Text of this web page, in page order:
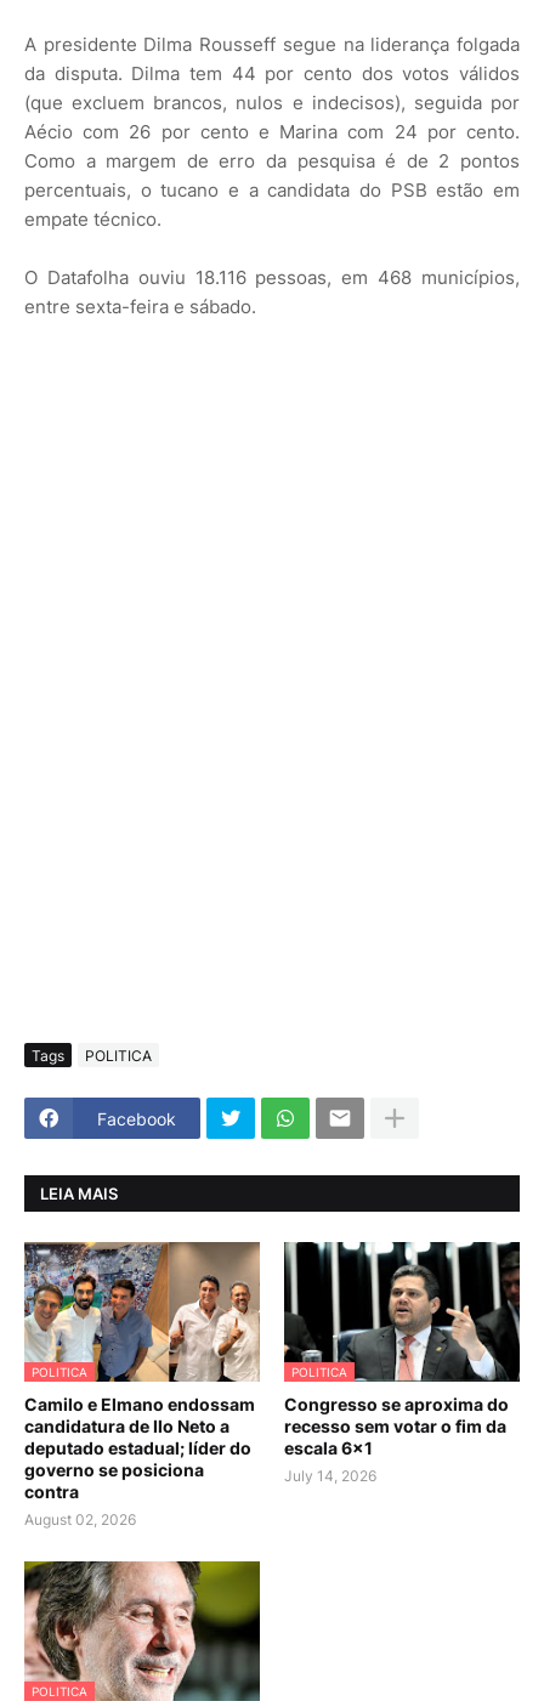
A presidente Dilma Rousseff segue na liderança folgada
da disputa. Dilma tem 44 por cento dos votos válidos
(que excluem brancos, nulos e indecisos), seguida por
Aécio com 26 por cento e Marina com 24 por cento.
Como a margem de erro da pesquisa é de 2 pontos
percentuais, o tucano e a candidata do PSB estão em
empate técnico.
O Datafolha ouviu 18.116 pessoas, em 468 municípios,
entre sexta-feira e sábado.
Tags POLITICA
Facebook
LEIA MAIS
POLITICA
Camilo e Elmano endossam
candidatura de Ilo Neto a
deputado estadual; líder do
governo se posiciona
contra
August 02, 2026
POLITICA
Congresso se aproxima do
recesso sem votar o fim da
escala 6×1
July 14, 2026
POLITICA